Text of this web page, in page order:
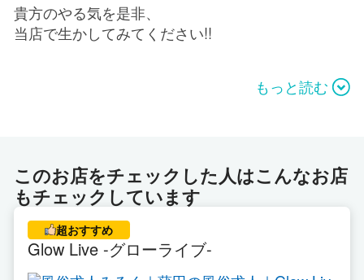
貴方のやる気を是非、
当店で生かしてみてください!!
手コキ研修塾の超ソフトサービスでしたらストレス
なく
無理なく働けます。貴方の出来る範囲の仕事で大丈
夫です^^
もっと読む
このお店をチェックした人はこんなお店
もチェックしています
超おすすめ
Glow Live -グローライブ-